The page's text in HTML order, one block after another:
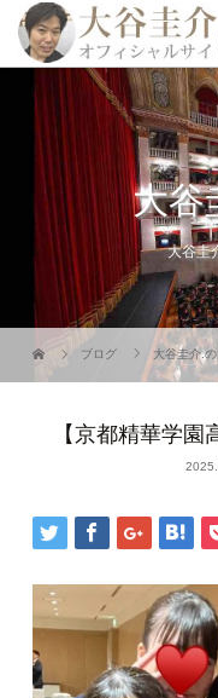
大谷
大谷圭
ブログ 大谷圭介.
【京都精華学園